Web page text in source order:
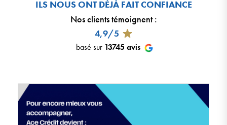
ILS NOUS ONT DÉJÀ FAIT CONFIANCE
Nos clients témoignent:
4,9/5
basé sur 13745 avis